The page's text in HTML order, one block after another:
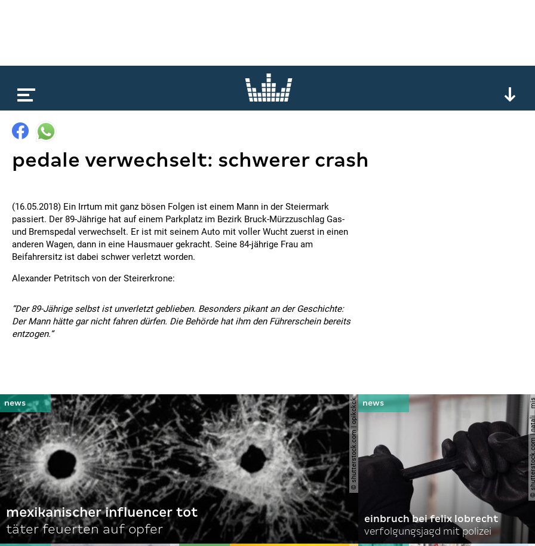
pedale verwechselt: schwerer crash
(16.05.2018) Ein Irrtum mit ganz bösen Folgen ist einem Mann in der Steiermark
passiert. Der 89-Jährige hat auf einem Parkplatz im Bezirk Bruck-Mürzzuschlag Gas-
und Bremspedal verwechselt. Er ist mit seinem Auto mit voller Wucht zuerst in einen
anderen Wagen, dann in eine Hausmauer gekracht. Seine 84-jährige Frau am
Beifahrersitz ist dabei schwer verletzt worden.
Alexander Petritsch von der Steirerkrone:
“Der 89-Jährige selbst ist unverletzt geblieben. Besonders pikant an der Geschichte:
Der Mann hätte gar nicht fahren dürfen. Die Behörde hat ihm den Führerschein bereits
entzogen.“
© shutterstock.com | opikckck
mexikanischer influencer tot
täter feuerten auf opfer
©
einbruch bei felix lobrecht
verfolgungsjagd mit polizei